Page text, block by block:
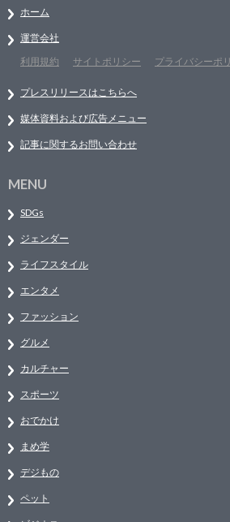
ホーム
運営会社
利用規約
サイトポリシー プライバシーポ
プレスリリースはこちらへ
媒体資料および広告メニュー
記事に関するお問い合わせ
MENU
SDGs
ジェンダー
ライフスタイル
エンタメ
ファッション
グルメ
カルチャー
スポーツ
おでかけ
まめ学
デジもの
ペット